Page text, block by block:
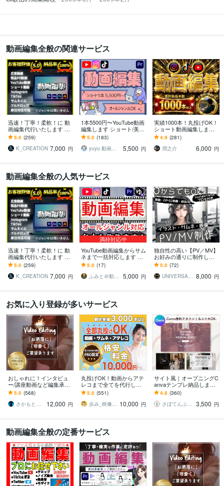
動画編集全般の関連サービス
迅速！丁寧！柔軟！に 動
画編集代行いたします ジ
ャンル問わず、そのイメ
ージを完全動画化！
5.0 (259)
K_CREATION 7,000 円
1本5500円〜YouTube動画
編集します ショート/美容/
エンタメ/ビジネス/対談な
んでもOK！
5.0 (183)
yuyu 動画編集 サムネ制作
5,500 円
実績1000本！丸投げOK！
ショート動画編集します
〜YouTube shorts・TikTo
k・リール対応〜
4.9 (281)
潤之介
6,000 円
動画編集全般の人気サービス
迅速！丁寧！柔軟！に 動
画編集代行いたします ジ
ャンル問わず、そのイメ
ージを完全動画化！
5.0 (259)
K_CREATION 7,000 円
満枠対応中
YouTube動画編集からサム
ネまで一括対応します ／
TikTokやリールも対応！
企画から編集まで徹底サ
ポート！
5.0 (17)
ふみと＠動画×台本
5,000 円
独自性の高い【PV／MV】
お好みの通りに制作しま
す SNS紹介プロモーショ
ン付き ／ 素材「０」から
でも制作OK
5.0 (72)
UNIVERSAL SMILE 8,000 円
お気に入り登録が多いサービス
おしゃれに！インタビュ
ー/講座動画など編集承り
ます PR動画/YouTube等も
おしゃれに編集させて頂
きます！
5.0 (568)
さかもと＠動画クリエイター
12,000 円
丸投げOK！動画からアテ
レコまで全てを代行しま
す 日経トレンディ掲載さ
れました！某保険会社・
音楽制作会社実績有
5.0 (551)
歩み_映像クリエイター 10,000 円
サイト風｜オープニングC
anvaテンプレ納品します
＼販売実績1000件以上！
Canva無料でスマホでOK
／
4.8 (360)
さぼてんぷれーと｜結婚式を、もっと楽しく
3,500 円
動画編集全般の定番サービス